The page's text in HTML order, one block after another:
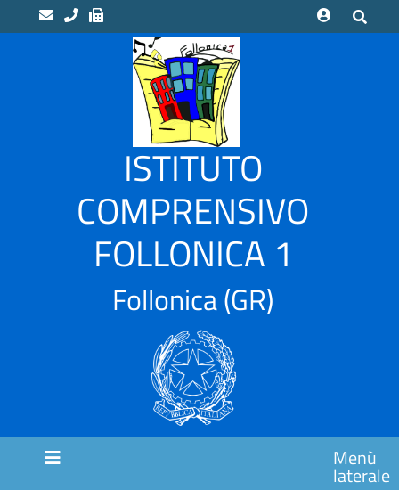
ISTITUTO
COMPRENSIVO
FOLLONICA 1
Follonica(GR)
Menù
laterale
“LUCA
PACIOLI”
Indirizzo
Musicale
“CAMPI
ALTI”
Scuola
Infanzia
CASSARELLO
MARCHE
SCUOLA